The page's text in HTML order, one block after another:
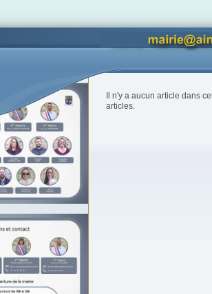
Vous êtes ici : Accueil
Il n'y a aucun article dans
articles.